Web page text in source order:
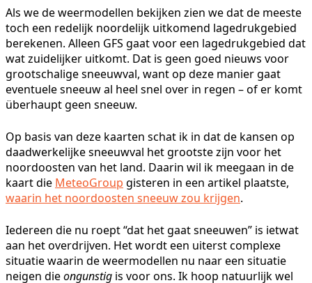
Als we de weermodellen bekijken zien we dat de meeste
toch een redelijk noordelijk uitkomend lagedrukgebied
berekenen. Alleen GFS gaat voor een lagedrukgebied dat
wat zuidelijker uitkomt. Dat is geen goed nieuws voor
grootschalige sneeuwval, want op deze manier gaat
eventuele sneeuw al heel snel over in regen – of er komt
überhaupt geen sneeuw.
Op basis van deze kaarten schat ik in dat de kansen op
daadwerkelijke sneeuwval het grootste zijn voor het
noordoosten van het land. Daarin wil ik meegaan in de
kaart die MeteoGroup gisteren in een artikel plaatste,
waarin het noordoosten sneeuw zou krijgen.
Iedereen die nu roept “dat het gaat sneeuwen” is ietwat
aan het overdrijven. Het wordt een uiterst complexe
situatie waarin de weermodellen nu naar een situatie
neigen dieongunstig is voor ons. Ik hoop natuurlijk wel